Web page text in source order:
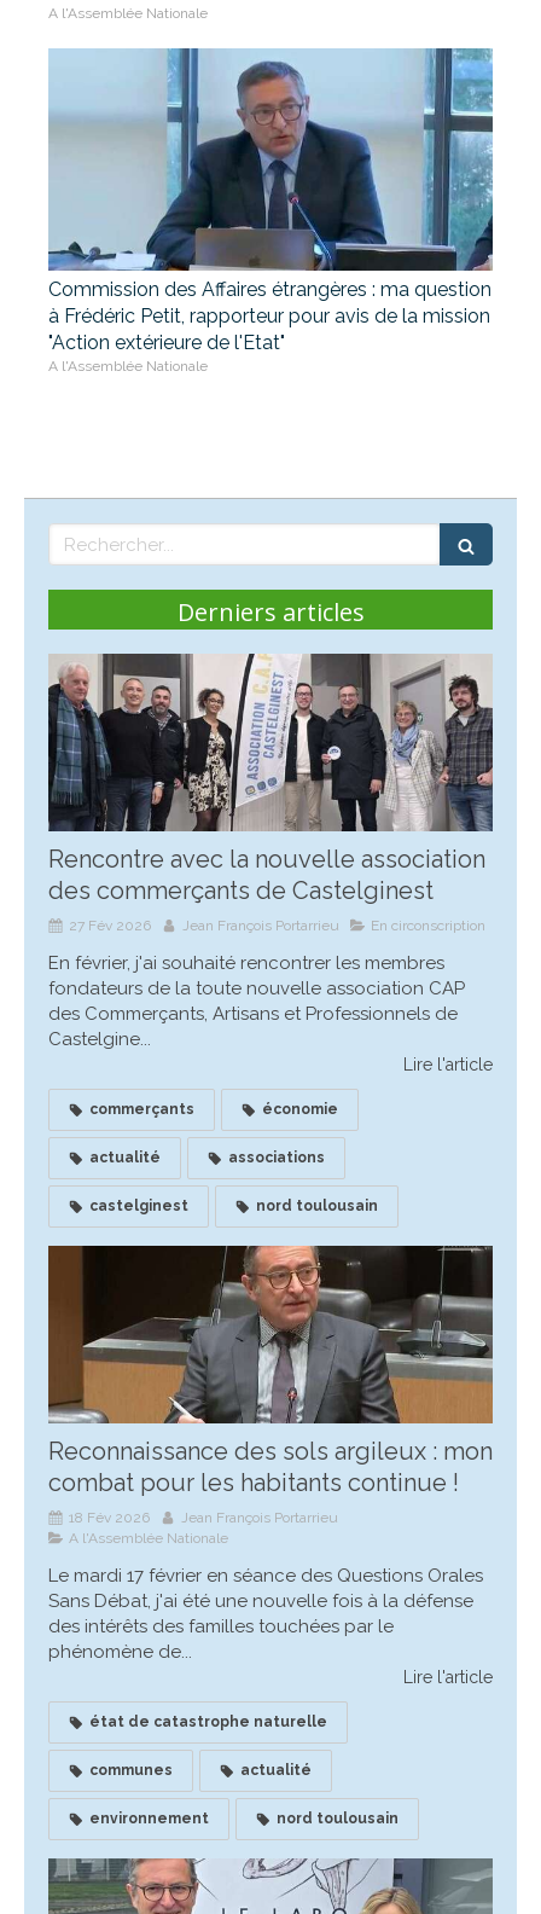
A l'Assemblée Nationale
Commission des Affaires étrangères : ma question
à Frédéric Petit, rapporteur pour avis de la mission
"Action extérieure de l'Etat"
A l'Assemblée Nationale
Rechercher
Derniers articles
Rencontre avec la nouvelle association
des commerçants de Castelginest
27 Fév 2026 Jean François Portarrieu En circonscription
En février, j'ai souhaité rencontrer les membres
fondateurs de la toute nouvelle association CAP
des Commerçants, Artisans et Professionnels de
Castelgine...
Lire l'article
commerçants économie
actualité associations
castelginest nord toulousain
Reconnaissance des sols argileux : mon
combat pour les habitants continue !
18 Fév 2026
Jean François Portarrieu
A l'Assemblée Nationale
Le mardi 17 février en séance des Questions Orales
Sans Débat, j'ai été une nouvelle fois à la défense
des intérêts des familles touchées par le
phénomène de...
Lire l'article
état de catastrophe naturelle
communes actualité
environnement nord toulousain